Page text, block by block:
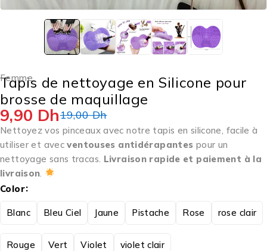
Femme
Tapis de nettoyage en Silicone pour
brosse de maquillage
19,00Dh
9,90 Dh
Nettoyez vos pinceaux avec notre tapis en silicone, facile à
utiliser et avecventouses antidérapantes pour un
nettoyage sans tracas. Livraison rapide et paiement à la
livraison
Color
Blanc Bleu Ciel Jaune Pistache Rose rose clair
Rouge Vert Violet violet clair